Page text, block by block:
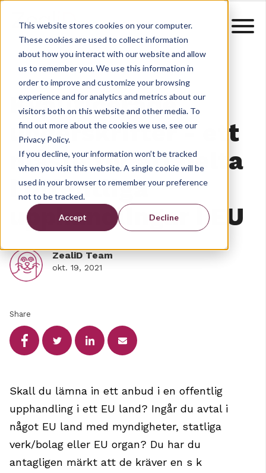
This website stores cookies on your computer.
These cookies are used to collect information
about how you interact with our website and allow
us to remember you. We use this information in
order to improve and customize your browsing
experience and for analytics and metrics about our
visitors both on this website and other media. To
find out more about the cookies we use, see our
Privacy Policy.
If you decline, your information won’t be tracked
when you visit this website. A single cookie will be
used in your browser to remember your preference
not to be tracked.
Accept Decline
Kvalificerade
underskrifter - ett
måste för att delta
i offentliga
upphandlingar i EU
ZealiD Team
okt. 19, 2021
Share
Skall du lämna in ett anbud i en offentlig
upphandling i ett EU land? Ingår du avtal i
något EU land med myndigheter, statliga
verk/bolag eller EU organ? Du har du
antagligen märkt att de kräver en s k